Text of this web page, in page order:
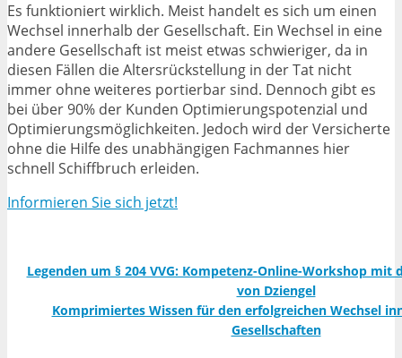
Es funktioniert wirklich. Meist handelt es sich um einen
Wechsel innerhalb der Gesellschaft. Ein Wechsel in eine
andere Gesellschaft ist meist etwas schwieriger, da in
diesen Fällen die Altersrückstellung in der Tat nicht
immer ohne weiteres portierbar sind. Dennoch gibt es
bei über 90% der Kunden Optimierungspotenzial und
Optimierungsmöglichkeiten. Jedoch wird der Versicherte
ohne die Hilfe des unabhängigen Fachmannes hier
schnell Schiffbruch erleiden.
Informieren Sie sich jetzt!
Legenden um § 204 VVG: Kompetenz-Online-Workshop mit
von Dziengel
Komprimiertes Wissen für den erfolgreichen Wechsel
Gesellschaften